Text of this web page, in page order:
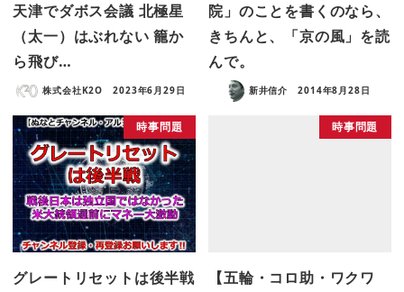
天津でダボス会議 北極星
（太一）はぶれない 籠か
ら飛び…
株式会社K2O 2023年6月29日
院」のことを書くのなら、
きちんと、「京の風」を読
んで。
新井信介 2014年8月28日
時事問題
グレートリセットは後半戦
時事問題
【五輪・コロ助・ワクワ